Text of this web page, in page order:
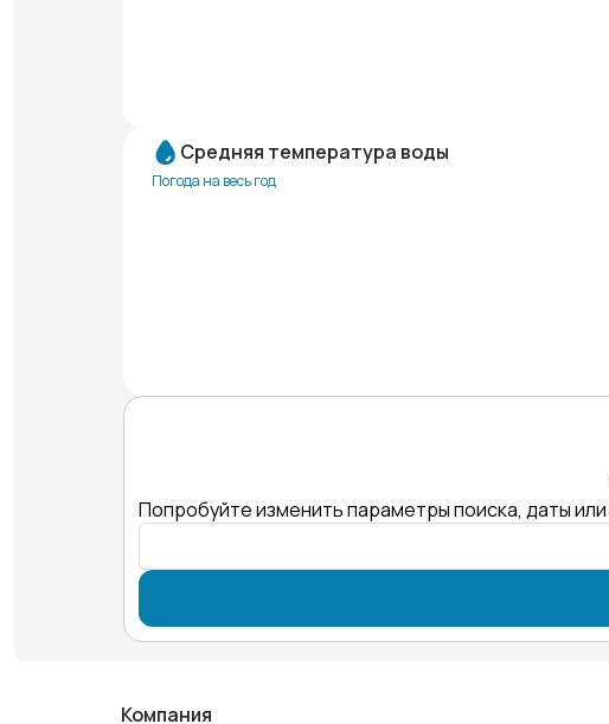
Средняя температура воды
Погода на весь год
Попробуйте изменить параметры поиска, даты
Компания